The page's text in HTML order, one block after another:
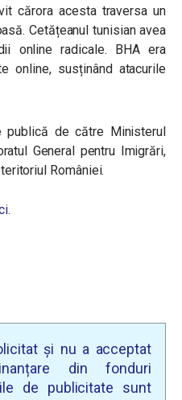
cărora acesta traversa un
Cetățeanul tunisian avea
online radicale. BHA era
online, susținând atacurile
de către Ministerul
General pentru Imigrări,
României.
și nu a acceptat
din fonduri
de publicitate sunt